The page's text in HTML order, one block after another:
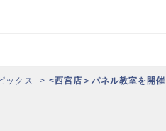
ックス <西宮店＞パネル教室を開